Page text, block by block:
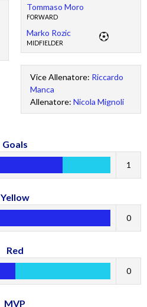
Tommaso Moro
FORWARD
Marko Rozic
MIDFIELDER
Vice Allenatore: Riccardo
Manca
Allenatore: Nicola Mignoli
Goals
1
Yellow
0
Red
0
MVP